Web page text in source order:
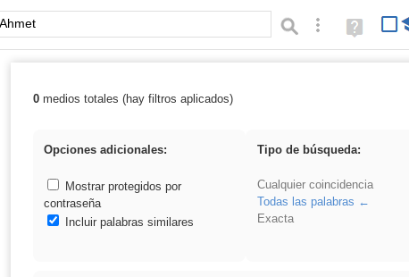
Palabra o frase: Búsqueda avanzada
Ayuda
(en
Resultados de: Ahmet
0medios totales (hay filtros aplicados)
Opciones adicionales:
Mostrar protegidos por
contraseña
Incluir palabras similares
Tipo de búsqueda:
Cualquier coincidencia
Todas las palabras
Exacta